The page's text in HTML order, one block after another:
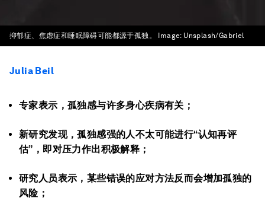
抑郁症、焦虑症和睡眠障碍可能都源于孤独。 Image: Unsplash/Gabriel
Julia Beil
专家表示，孤独感与许多身心疾病有关；
新研究发现，孤独感强的人不太可能进行“认知再评
估”，即对压力作出积极解释；
研究人员表示，某些错误的应对方法反而会增加孤独的
风险；